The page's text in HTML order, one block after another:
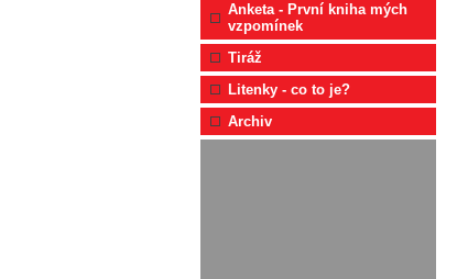
Anketa - První kniha mých
vzpomínek
Tiráž
Litenky - co to je?
Archiv